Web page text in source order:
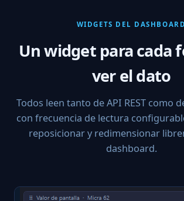
WIDGETS DEL DASHBOARD
Un widget para cada
ver el dato
Todos leen tanto de API REST como
con frecuencia de lectura
reposicionar y redimensionar
dashboard.